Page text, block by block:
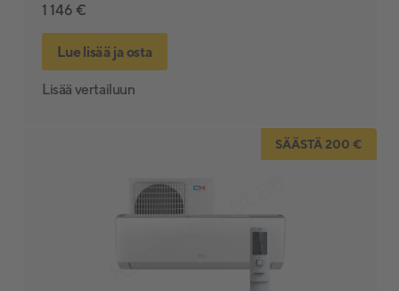
1 146 €
Lue lisää ja osta
Lisää vertailuun
SÄÄSTÄ 200 €